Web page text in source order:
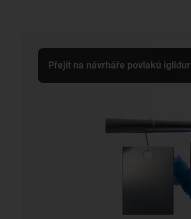
Přejít na návrháře povlaků iglidur